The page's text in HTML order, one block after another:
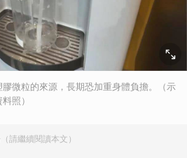
微粒的來源，長期恐加重身體負擔。（示
照）
請繼續閱讀本文）